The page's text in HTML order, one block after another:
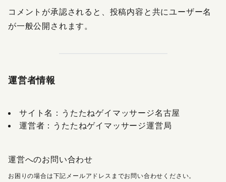
コメントが承認されると、投稿内容と共にユーザー名
が一般公開されます。
運営者情報
サイト名：うたたねゲイマッサージ名古屋
運営者：うたたねゲイマッサージ運営局
運営へのお問い合わせ
お困りの場合は下記メールアドレスまでお問い合わせください。